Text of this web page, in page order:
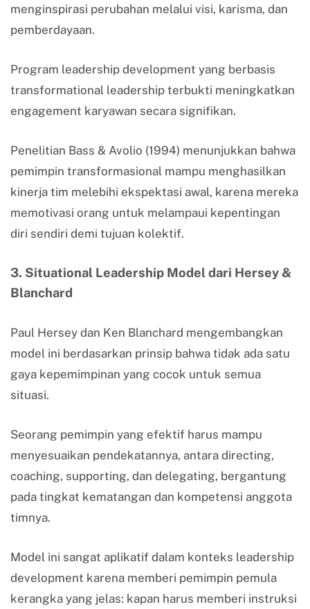
menginspirasi perubahan melalui visi, karisma, dan
pemberdayaan.
Program leadership development yang berbasis
transformational leadership terbukti meningkatkan
engagement karyawan secara signifikan.
Penelitian Bass & Avolio (1994) menunjukkan bahwa
pemimpin transformasional mampu menghasilkan
kinerja tim melebihi ekspektasi awal, karena mereka
memotivasi orang untuk melampaui kepentingan
diri sendiri demi tujuan kolektif.
3. Situational Leadership Model dari Hersey &
Blanchard
Paul Hersey dan Ken Blanchard mengembangkan
model ini berdasarkan prinsip bahwa tidak ada satu
gaya kepemimpinan yang cocok untuk semua
situasi.
Seorang pemimpin yang efektif harus mampu
menyesuaikan pendekatannya, antara directing,
coaching, supporting, dan delegating, bergantung
pada tingkat kematangan dan kompetensi anggota
timnya.
Model ini sangat aplikatif dalam konteks leadership
development karena memberi pemimpin pemula
kerangka yang jelas: kapan harus memberi instruksi